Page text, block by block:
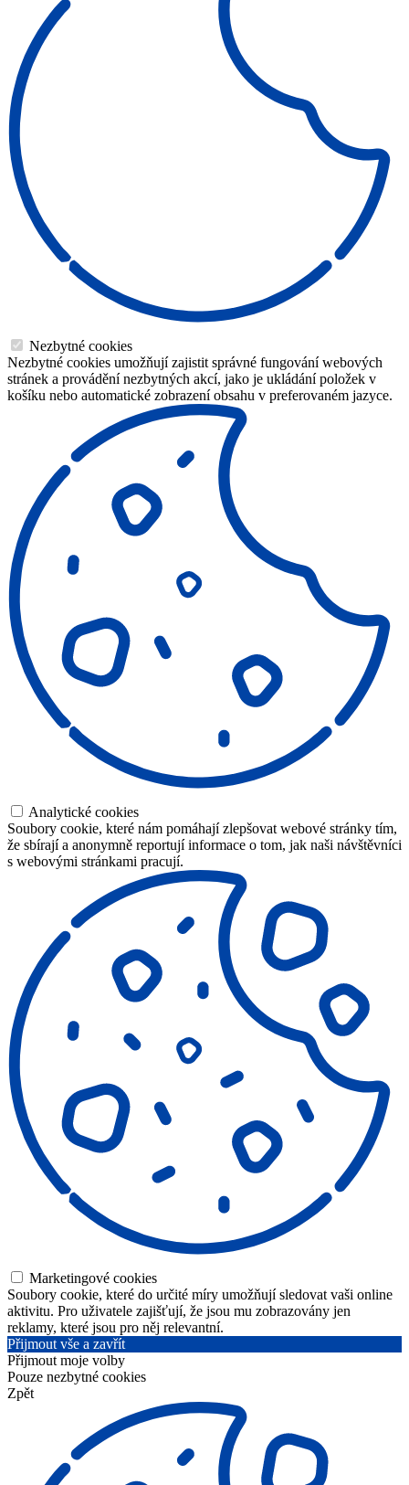
Nezbytné cookies
Nezbytné cookies umožňují zajistit správné fungování webových
stránek a provádění nezbytných akcí, jako je ukládání položek v
košíku nebo automatické zobrazení obsahu v preferovaném jazyce.
Analytické cookies
Soubory cookie, které nám pomáhají zlepšovat webové stránky tím,
že sbírají a anonymně reportují informace o tom, jak naši návštěvníci
s webovými stránkami pracují.
Marketingové cookies
Soubory cookie, které do určité míry umožňují sledovat vaši online
aktivitu. Pro uživatele zajišťují, že jsou mu zobrazovány jen
reklamy, které jsou pro něj relevantní.
Přijmout vše a zavřít
Přijmout moje volby
Pouze nezbytné cookies
Zpět